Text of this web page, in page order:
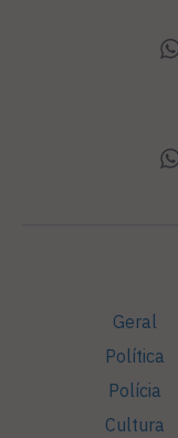
Geral
Política
Polícia
Cultura